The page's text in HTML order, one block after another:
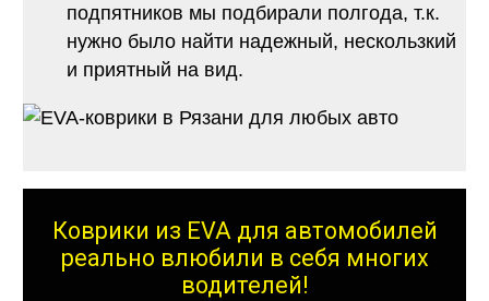
подпятников мы подбирали полгода, т.к.
нужно было найти надежный, нескользкий
и приятный на вид.
Коврики из EVA для автомобилей
реально влюбили в себя многих
водителей!